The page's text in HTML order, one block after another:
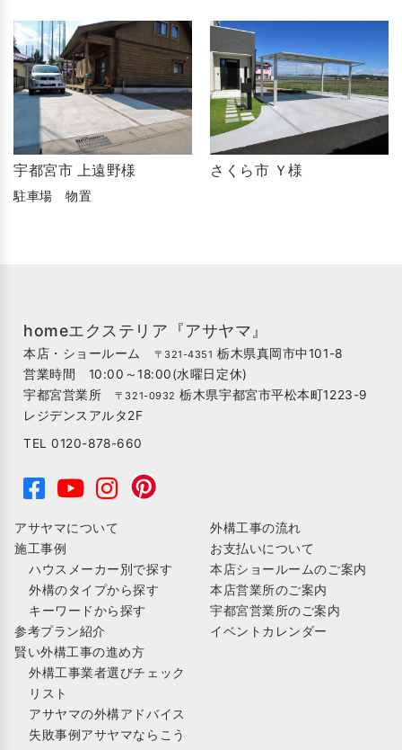
宇都宮市 上遠野様
駐車場 物置
さくら市 Ｙ様
homeエクステリア『アサヤマ』
本店・ショールーム 〒321-4351 栃木県真岡市中101-8
営業時間 10:00～18:00(水曜日定休)
宇都宮営業所 〒321-0932 栃木県宇都宮市平松本町1223-9
レジデンスアルタ2F
TEL 0120-878-660
アサヤマについて
施工事例
ハウスメーカー別で探す
外構のタイプから探す
キーワードから探す
参考プラン紹介
賢い外構工事の進め方
外構工事業者選びチェック
リスト
アサヤマの外構アドバイス
失敗事例アサヤマならこう
外構工事の流れ
お支払いについて
本店ショールームのご案内
本店営業所のご案内
宇都宮営業所のご案内
イベントカレンダー